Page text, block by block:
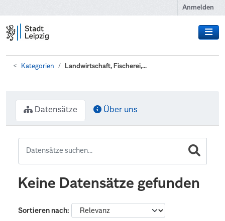
Anmelden
Kategorien Landwirtschaft, Fischerei,...
Datensätze Über uns
Keine Datensätze gefunden
Sortieren nach